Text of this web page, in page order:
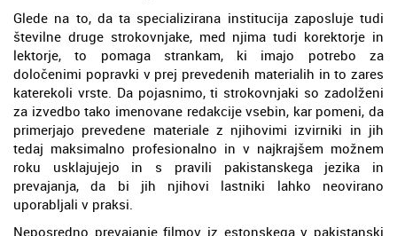
Glede na to, da ta specializirana institucija zaposluje tudi
številne druge strokovnjake, med njima tudi korektorje in
lektorje, to pomaga strankam, ki imajo potrebo za
določenimi popravki v prej prevedenih materialih in to zares
katerekoli vrste. Da pojasnimo, ti strokovnjaki so zadolženi
za izvedbo tako imenovane redakcije vsebin, kar pomeni, da
primerjajo prevedene materiale z njihovimi izvirniki in jih
tedaj maksimalno profesionalno in v najkrajšem možnem
roku usklajujejo in s pravili pakistanskega jezika in
prevajanja, da bi jih njihovi lastniki lahko neovirano
uporabljali v praksi.
Neposredno prevajanje filmov iz estonskega v pakistanski